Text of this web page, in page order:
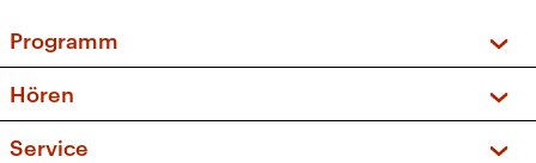
Programm
Sendungen und Podcasts
Hören
Service